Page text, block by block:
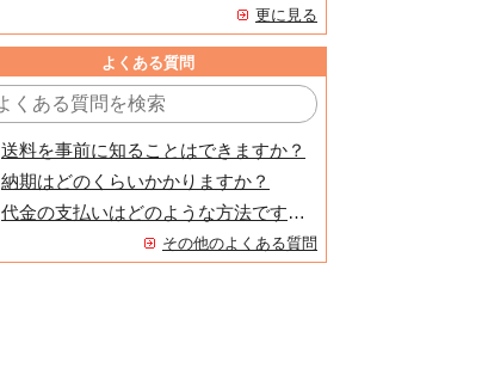
更に見る
よくある質問
送料を事前に知ることはできますか？
納期はどのくらいかかりますか？
代金の支払いはどのような方法ですか？
その他のよくある質問